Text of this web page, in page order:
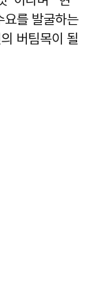
요를 발굴하는
버팀목이 될